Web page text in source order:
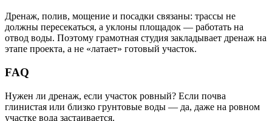
Дренаж, полив, мощение и посадки связаны: трассы не
должны пересекаться, а уклоны площадок — работать на
отвод воды. Поэтому грамотная студия закладывает дренаж на
этапе проекта, а не «латает» готовый участок.
FAQ
Нужен ли дренаж, если участок ровный? Если почва
глинистая или близко грунтовые воды — да, даже на ровном
участке вода застаивается.